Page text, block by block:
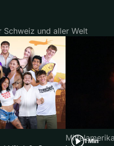
Schweiz und aller Welt
1 Min